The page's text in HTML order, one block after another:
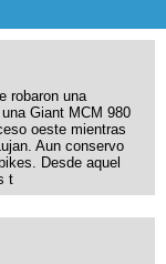
robaron una
Giant MCM 980
oeste mientras
Aun conservo
Desde aquel
t